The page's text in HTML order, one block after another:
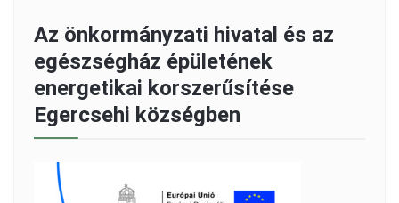
Az önkormányzati hivatal és az
egészségház épületének
energetikai korszerűsítése
Egercsehi községben